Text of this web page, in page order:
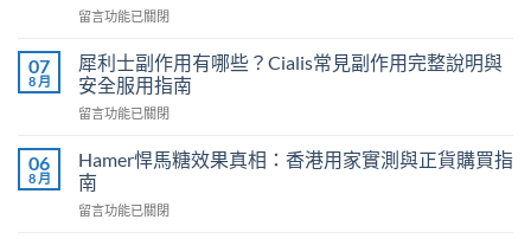
在
士
保
健
品
介
2026
｜
香
留言功能已關閉
07
8 月
犀利士副作用有哪些？Cialis常見副作用完整說明與
安全服用指南
在
利
士
副
作
留言功能已關閉
06
8 月
Hamer悍馬糖效果真相：香港用家實測與正貨購買指
南
在
留言功能已關閉